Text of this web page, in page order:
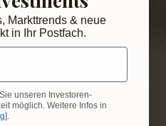
Markttrends & neue
in Ihr Postfach.
unseren Investoren-
möglich. Weitere Infos in
].